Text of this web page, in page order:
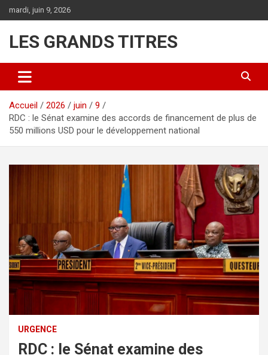
au
mardi, juin 9, 2026
LES GRANDS TITRES
Accueil 2026 juin
9
RDC : le Sénat examine des accords de financement de plus de
550 millions USD pour le développement national
URGENCE
RDC : le Sénat examine des